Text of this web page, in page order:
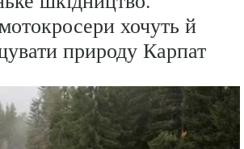
хочуть й
природу Карпат